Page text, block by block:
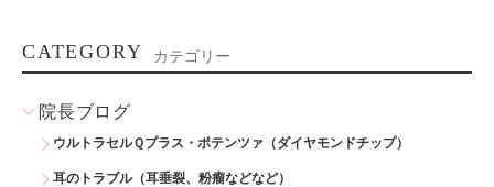
CATEGORY カテゴリー
院長ブログ
ウルトラセルＱプラス・ポテンツァ（ダイヤモンドチップ）
耳のトラブル（耳垂裂、粉瘤などなど）